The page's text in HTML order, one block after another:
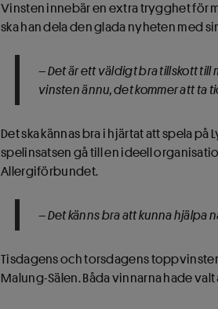
Vinsten innebär en extra trygghet för
ska han dela den glada nyheten med
– Det är ett väldigt bra tillskott till
vinsten ännu, det kommer att ta
Det ska kännas bra i hjärtat att spela
spelinsatsen gå till en ideell
Allergiförbundet.
– Det känns bra att kunna hjälpa
Tisdagens och torsdagens toppvinster
Malung-Sälen. Båda vinnarna hade